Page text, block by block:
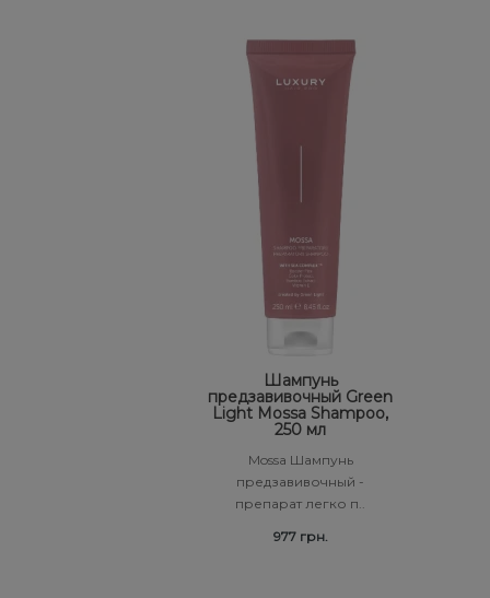
Шампунь
предзавивочный Green
Light Mossa Shampoo,
250 мл
Mossa Шампунь
предзавивочный -
препарат легко п..
977 грн.